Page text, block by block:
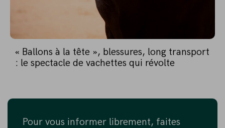
« Ballons à la tête », blessures, long transport
: le spectacle de vachettes qui révolte
Pour vous informer librement, faites